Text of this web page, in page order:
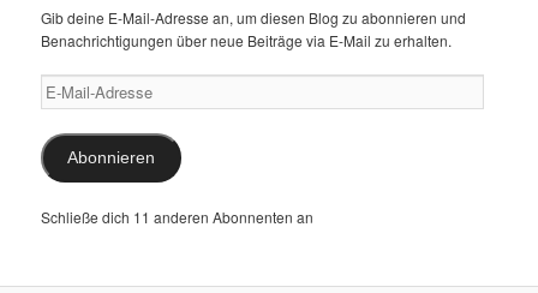
Gib deine E-Mail-Adresse an, um diesen Blog zu abonnieren und
Benachrichtigungen über neue Beiträge via E-Mail zu erhalten.
E-
Mail-
Adresse
Abonnieren
Schließe dich 11 anderen Abonnenten an